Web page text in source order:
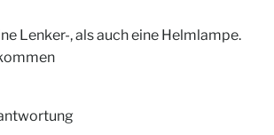
Lenker-, als auch eine Helmlampe.